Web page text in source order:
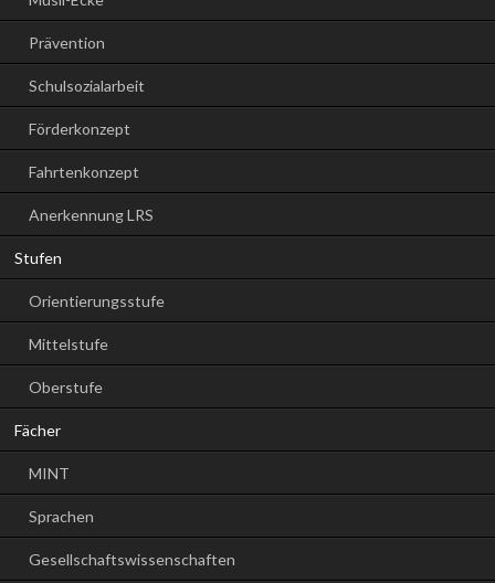
Prävention
Schulsozialarbeit
Förderkonzept
Fahrtenkonzept
Anerkennung LRS
Stufen
Orientierungsstufe
Mittelstufe
Oberstufe
Fächer
MINT
Sprachen
Gesellschaftswissenschaften